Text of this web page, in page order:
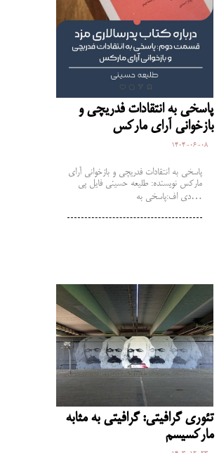
پاسخی به انتقادات فدریچی و
بازخوانی آرای مارکس
1404-06-08
پاسخی به انتقادات فدریچی و بازخوانی آرای
مارکس نویسنده: طلیعه حسینی فایل پی
دی اف:پاسخی به…
تئوری گرافیتی: گرافیتی به مثابه
مارکسیسم